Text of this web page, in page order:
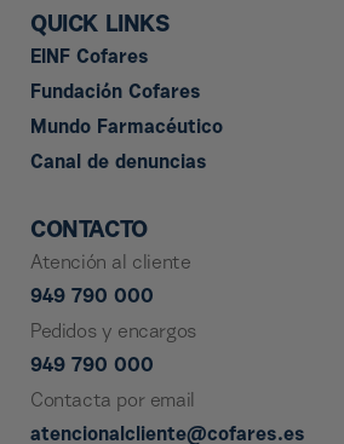
QUICK LINKS
EINF Cofares
Fundación Cofares
Mundo Farmacéutico
Canal de denuncias
CONTACTO
Atención al cliente
949 790 000
Pedidos y encargos
949 790 000
Contacta por email
atencionalcliente@cofares.es